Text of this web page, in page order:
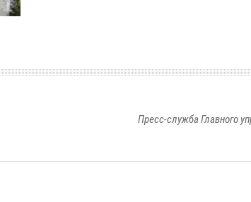
Пресс-служба Главного